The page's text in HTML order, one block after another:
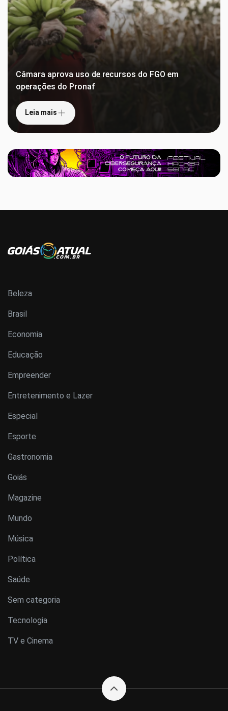
Câmara aprova uso de recursos do FGO em
operações do Pronaf
Leia mais
Beleza
Brasil
Economia
Educação
Empreender
Entretenimento e Lazer
Especial
Esporte
Gastronomia
Goiás
Magazine
Mundo
Música
Política
Saúde
Sem categoria
Tecnologia
TV e Cinema